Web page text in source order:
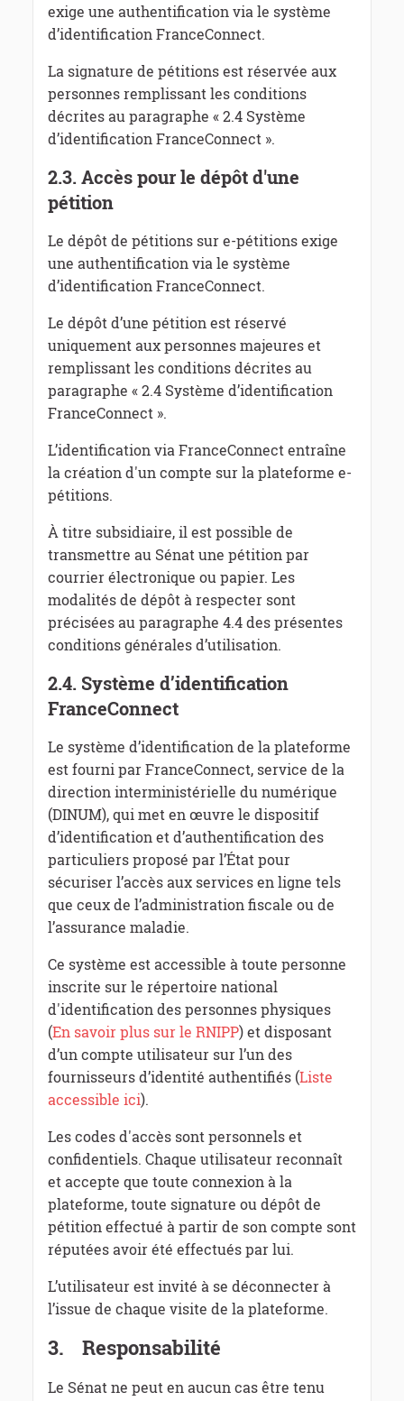
exige une authentification via le système
d’identification FranceConnect.
La signature de pétitions est réservée aux
personnes remplissant les conditions
décrites au paragraphe « 2.4 Système
d’identification FranceConnect ».
2.3. Accès pour le dépôt d'une
pétition
Le dépôt de pétitions sur e-pétitions exige
une authentification via le système
d’identification FranceConnect.
Le dépôt d’une pétition est réservé
uniquement aux personnes majeures et
remplissant les conditions décrites au
paragraphe « 2.4 Système d’identification
FranceConnect ».
L’identification via FranceConnect entraîne
la création d'un compte sur la plateforme e-
pétitions.
À titre subsidiaire, il est possible de
transmettre au Sénat une pétition par
courrier électronique ou papier. Les
modalités de dépôt à respecter sont
précisées au paragraphe 4.4 des présentes
conditions générales d’utilisation.
2.4. Système d’identification
FranceConnect
Le système d’identification de la plateforme
est fourni par FranceConnect, service de la
direction interministérielle du numérique
(DINUM), qui met en œuvre le dispositif
d’identification et d’authentification des
particuliers proposé par l’État pour
sécuriser l’accès aux services en ligne tels
que ceux de l’administration fiscale ou de
l’assurance maladie.
Ce système est accessible à toute personne
inscrite sur le répertoire national
d'identification des personnes physiques
(En savoir plus sur le RNIPP) et disposant
d’un compte utilisateur sur l’un des
fournisseurs d’identité authentifiés (Liste
accessible ici).
Les codes d'accès sont personnels et
confidentiels. Chaque utilisateur reconnaît
et accepte que toute connexion à la
plateforme, toute signature ou dépôt de
pétition effectué à partir de son compte sont
réputées avoir été effectués par lui.
L’utilisateur est invité à se déconnecter à
l’issue de chaque visite de la plateforme.
3. Responsabilité
Le Sénat ne peut en aucun cas être tenu